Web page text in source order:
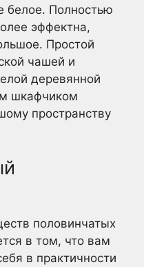
белое. Полностью
эффектна,
Простой
чашей и
деревянной
шкафчиком
пространству
половинчатых
в том, что вам
в практичности